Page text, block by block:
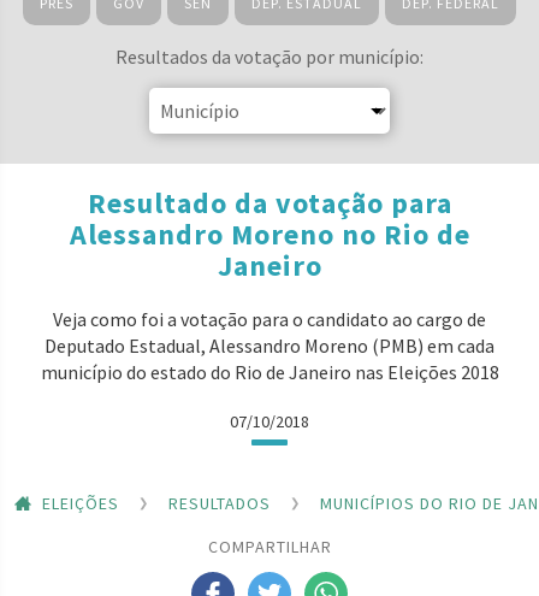
Resultados da votação por município:
Resultado da votação para
Alessandro Moreno no Rio de
Janeiro
Veja como foi a votação para o candidato ao cargo de
Deputado Estadual, Alessandro Moreno (PMB) em cada
município do estado do Rio de Janeiro nas Eleições 2018
07/10/2018
ELEIÇÕES RESULTADOS
MUNICÍPIOS DO RIO DE
COMPARTILHAR